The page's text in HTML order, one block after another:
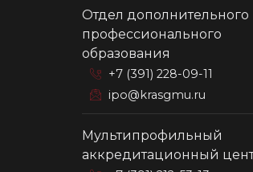
Отдел дополнительного
профессионального
образования
+7 (391) 228-09-11
ipo@krasgmu.ru
Мультипрофильный
аккредитационный